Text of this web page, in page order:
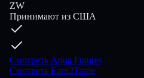
ZW
Принимают из США
Смотреть Aqua Futures
Смотреть Earn2Trade